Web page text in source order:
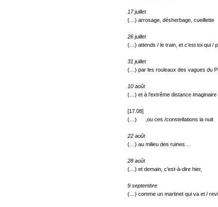
17 juillet
(…) arrosage, désherbage, cueillette
26 juillet
(…) attends / le train, et c’est toi qui /
31 juillet
(…) par les rouleaux des vagues du
10 août
(…) et à l’extrême distance imaginaire
[17.08]
(…) ,ou ces /constellations la nuit
22 août
(…) au milieu des ruines…
28 août
(…) et demain, c’est-à-dire hier,
9 septembre
(…) comme un martinet qui va et /